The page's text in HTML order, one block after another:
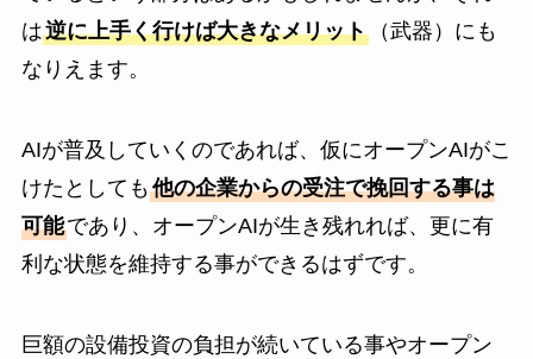
は逆に上手く行けば大きなメリット（武器）にも
なりえます。
AIが普及していくのであれば、仮にオープンAIがこ
けたとしても他の企業からの受注で挽回する事は
可能であり、オープンAIが生き残れれば、更に有
利な状態を維持する事ができるはずです。
巨額の設備投資の負担が続いている事やオープン